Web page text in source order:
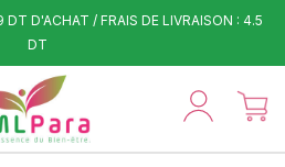
D'ACHAT / FRAIS DE LIVRAISON : 4.5
DT